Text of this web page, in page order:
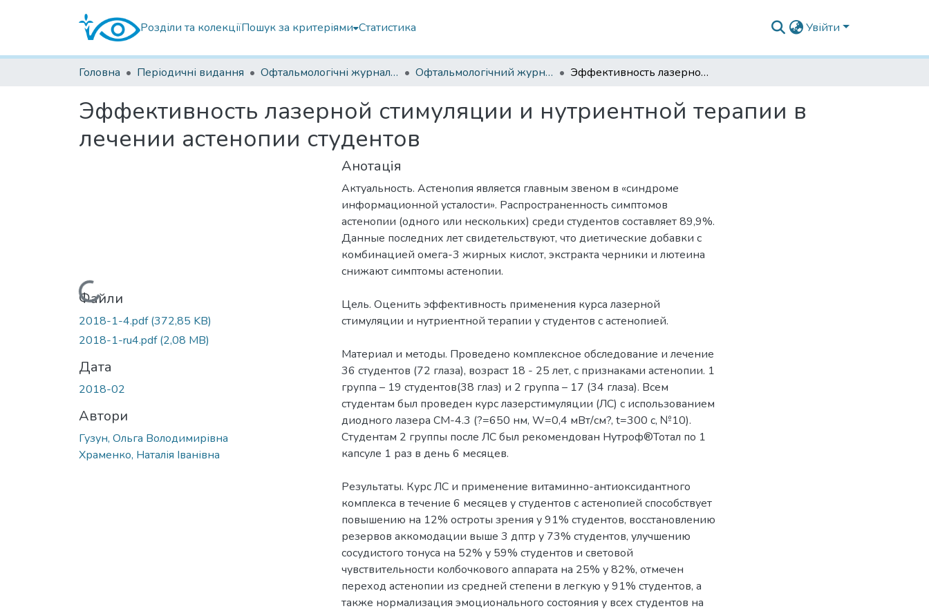
Розділи та колекціїПошук за критеріями Статистика Увійти
Головна Періодичні видання Офтальмологічні журнали українські Офтальмологічний журнал 2018 Эффективность лазерной стимуляции и нутриентной терапии в лечении астенопии студентов
Эффективность лазерной стимуляции и нутриентной терапии в
лечении астенопии студентов
Вантажиться...
Файли
2018-1-4.pdf(372,85 KB)
2018-1-ru4.pdf(2,08 MB)
Дата
2018-02
Автори
Гузун, Ольга Володимирівна
Храменко, Наталія Іванівна
Анотація
Актуальность. Астенопия является главным звеном в «синдроме
информационной усталости». Распространенность симптомов
астенопии (одного или нескольких) среди студентов составляет 89,9%.
Данные последних лет свидетельствуют, что диетические добавки с
комбинацией омега-3 жирных кислот, экстракта черники и лютеина
снижают симптомы астенопии.
Цель. Оценить эффективность применения курса лазерной
стимуляции и нутриентной терапии у студентов с астенопией.
Материал и методы. Проведено комплексное обследование и лечение
36 студентов (72 глаза), возраст 18 - 25 лет, с признаками астенопии. 1
группа – 19 студентов(38 глаз) и 2 группа – 17 (34 глаза). Всем
студентам был проведен курс лазерстимуляции (ЛС) с использованием
диодного лазера СМ-4.3 (?=650 нм, W=0,4 мВт/см?, t=300 с, №10).
Студентам 2 группы после ЛС был рекомендован Нутроф®Тотал по 1
капсуле 1 раз в день 6 месяцев.
Результаты. Курс ЛС и применение витаминно-антиоксидантного
комплекса в течение 6 месяцев у студентов с астенопией способствует
повышению на 12% остроты зрения у 91% студентов, восстановлению
резервов аккомодации выше 3 дптр у 73% студентов, улучшению
сосудистого тонуса на 52% у 59% студентов и световой
чувствительности колбочкового аппарата на 25% у 82%, отмечен
переход астенопии из средней степени в легкую у 91% студентов, а
также нормализация эмоционального состояния у всех студентов на